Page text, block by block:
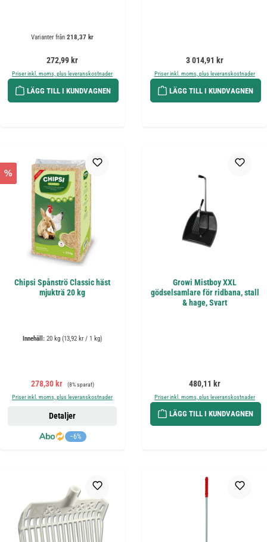
Varianter från 218,37 kr
Ordinarie pris:
272,99 kr
Priser inkl. moms, plus leveranskostnader
LÄGG TILL I KUNDVAGNEN
Ordinarie pris:
3 014,91 kr
Priser inkl. moms, plus leveranskostnader
LÄGG TILL I KUNDVAGNEN
%
Chipsi Spånströ Classic häst
mjukträ 20 kg
Innehåll: 20 kg (13,92 kr / 1 kg)
Försäljningspris:
278,30 kr Ordinarie pris:
(8% sparat)
Priser inkl. moms, plus leveranskostnader
−6%
Detaljer
Growi Mistboy XXL
gödselsamlare för ridbana, stall
& hage, Svart
Ordinarie pris:
480,11 kr
Priser inkl. moms, plus leveranskostnader
LÄGG TILL I KUNDVAGNEN